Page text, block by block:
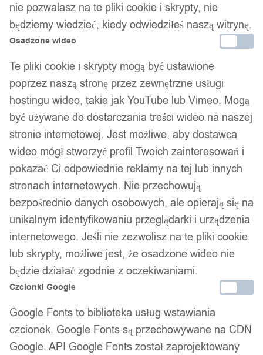
nie pozwalasz na te pliki cookie i skrypty, nie
będziemy wiedzieć, kiedy odwiedziłeś naszą witrynę.
Osadzone wideo
Te pliki cookie i skrypty mogą być ustawione
poprzez naszą stronę przez zewnętrzne usługi
hostingu wideo, takie jak YouTube lub Vimeo. Mogą
być używane do dostarczania treści wideo na naszej
stronie internetowej. Jest możliwe, aby dostawca
wideo mógł stworzyć profil Twoich zainteresowań i
pokazać Ci odpowiednie reklamy na tej lub innych
stronach internetowych. Nie przechowują
bezpośrednio danych osobowych, ale opierają się na
unikalnym identyfikowaniu przeglądarki i urządzenia
internetowego. Jeśli nie zezwolisz na te pliki cookie
lub skrypty, możliwe jest, że osadzone wideo nie
będzie działać zgodnie z oczekiwaniami.
Czcionki Google
Google Fonts to biblioteka usług wstawiania
czcionek. Google Fonts są przechowywane na CDN
Google. API Google Fonts został zaprojektowany